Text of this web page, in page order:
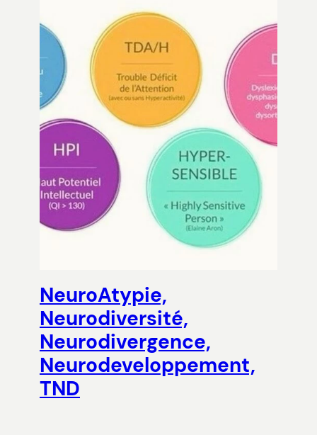
NeuroAtypie,
Neurodiversité,
Neurodivergence,
Neurodeveloppement,
TND